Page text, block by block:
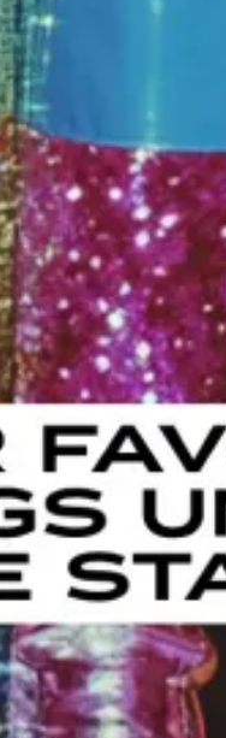
Tour città
Concerti
Ristoranti
Cinema